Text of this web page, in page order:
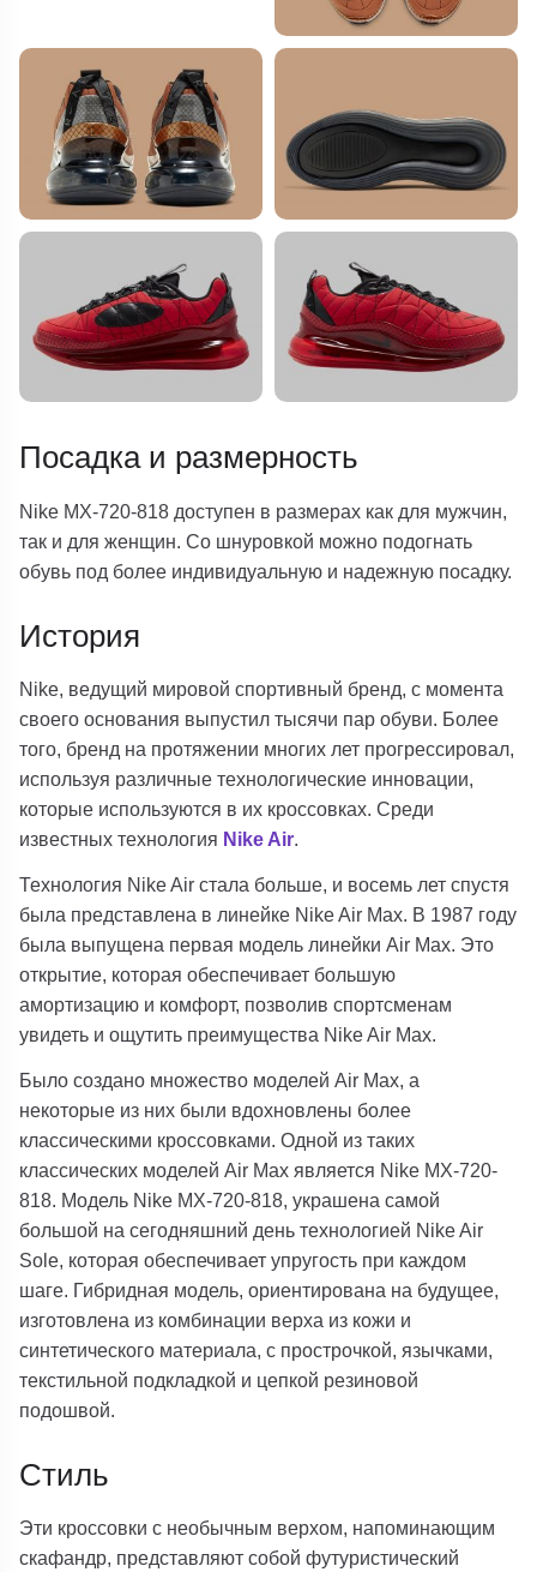
Посадка и размерность
Nike MX-720-818 доступен в размерах как для мужчин,
так и для женщин. Со шнуровкой можно подогнать
обувь под более индивидуальную и надежную посадку.
История
Nike, ведущий мировой спортивный бренд, с момента
своего основания выпустил тысячи пар обуви. Более
того, бренд на протяжении многих лет прогрессировал,
используя различные технологические инновации,
которые используются в их кроссовках. Среди
известных технология Nike Air.
Технология Nike Air стала больше, и восемь лет спустя
была представлена в ​​линейке Nike Air Max. В 1987 году
была выпущена первая модель линейки Air Max. Это
открытие, которая обеспечивает большую
амортизацию и комфорт, позволив спортсменам
увидеть и ощутить преимущества Nike Air Max.
Было создано множество моделей Air Max, а
некоторые из них были вдохновлены более
классическими кроссовками. Одной из таких
классических моделей Air Max является Nike MX-720-
818. Модель Nike MX-720-818, украшена самой
большой на сегодняшний день технологией Nike Air
Sole, которая обеспечивает упругость при каждом
шаге. Гибридная модель, ориентирована на будущее,
изготовлена ​​из комбинации верха из кожи и
синтетического материала, с прострочкой, язычками,
текстильной подкладкой и цепкой резиновой
подошвой.
Стиль
Эти кроссовки с необычным верхом, напоминающим
скафандр, представляют собой футуристический